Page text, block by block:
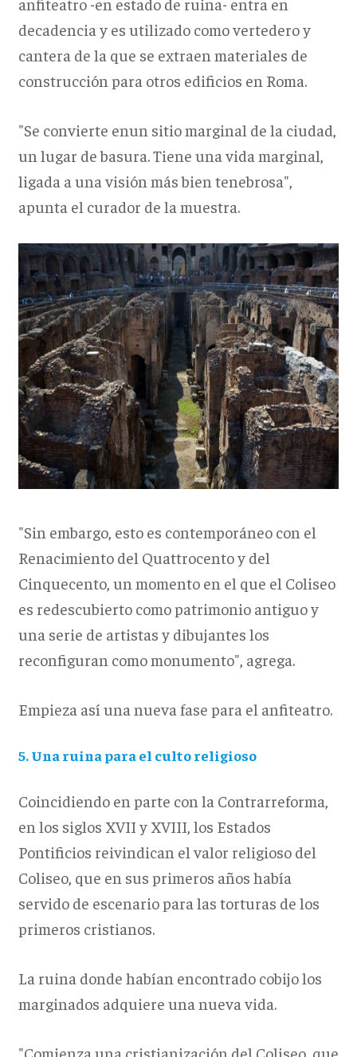
decadencia y es utilizado como vertedero y
cantera de la que se extraen materiales de
construcción para otros edificios en Roma.
"Se convierte enun sitio marginal de la ciudad,
un lugar de basura. Tiene una vida marginal,
ligada a una visión más bien tenebrosa",
apunta el curador de la muestra.
"Sin embargo, esto es contemporáneo con el
Renacimiento del Quattrocento y del
Cinquecento, un momento en el que el Coliseo
es redescubierto como patrimonio antiguo y
una serie de artistas y dibujantes los
reconfiguran como monumento", agrega.
Empieza así una nueva fase para el anfiteatro.
5. Una ruina para el culto religioso
Coincidiendo en parte con la Contrarreforma,
en los siglos XVII y XVIII, los Estados
Pontificios reivindican el valor religioso del
Coliseo, que en sus primeros años había
servido de escenario para las torturas de los
primeros cristianos.
La ruina donde habían encontrado cobijo los
marginados adquiere una nueva vida.
"Comienza una cristianización del Coliseo, que